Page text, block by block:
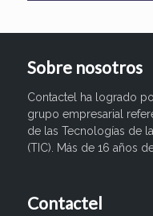
Sobre nosotros
Contactel ha logrado
grupo empresarial
de las Tecnologías de
(TIC). Más de 16 años
Contactel